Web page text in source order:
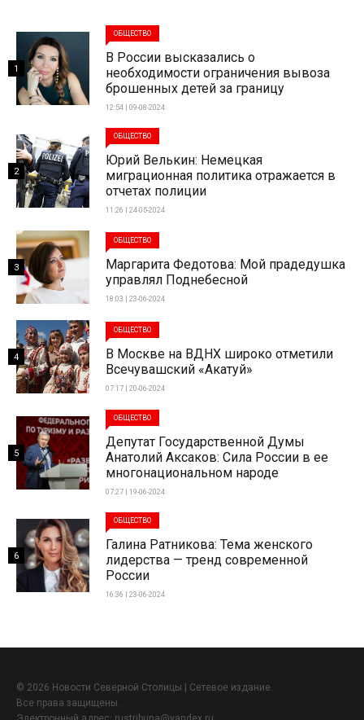
ОБЩЕСТВО
В России высказались о
необходимости ограничения вывоза
брошенных детей за границу
12:54 | 09-08-2024
1
ОБЩЕСТВО
Юрий Велькин: Немецкая
миграционная политика отражается в
отчетах полиции
11:26 | 24-05-2024
2
ОБЩЕСТВО
Маргарита Федотова: Мой прадедушка
управлял Поднебесной
18:03 | 23-06-2024
3
ОБЩЕСТВО
В Москве на ВДНХ широко отметили
Всечувашский «Акатуй»
07:17 | 20-06-2024
4
ОБЩЕСТВО
Депутат Государственной Думы
Анатолий Аксаков: Сила России в ее
многонациональном народе
07:27 | 19-06-2024
5
ОБЩЕСТВО
Галина Ратникова: Тема женского
лидерства — тренд современной
России
16:36 | 23-06-2024
6
© 2026 Новости Северной Столицы | Сетевое издание.
Все права защищены.